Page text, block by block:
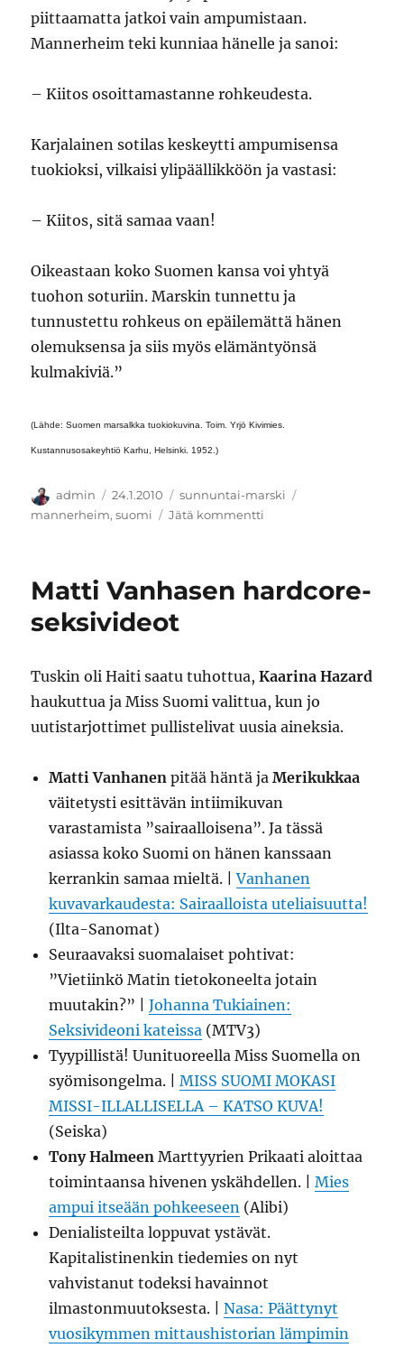
piittaamatta jatkoi vain ampumistaan.
Mannerheim teki kunniaa hänelle ja sanoi:
– Kiitos osoittamastanne rohkeudesta.
Karjalainen sotilas keskeytti ampumisensa
tuokioksi, vilkaisi ylipäällikköön ja vastasi:
– Kiitos, sitä samaa vaan!
Oikeastaan koko Suomen kansa voi yhtyä
tuohon soturiin. Marskin tunnettu ja
tunnustettu rohkeus on epäilemättä hänen
olemuksensa ja siis myös elämäntyönsä
kulmakiviä.”
(Lähde: Suomen marsalkka tuokiokuvina. Toim. Yrjö Kivimies.
Kustannusosakeyhtiö Karhu, Helsinki. 1952.)
Kirjoittaja
admin Julkaistu
24.1.2010 Kategoriat
sunnuntai-marski
mannerheim,suomi Jätä kommentti
Matti Vanhasen hardcore-
seksivideot
Tuskin oli Haiti saatu tuhottua,Kaarina Hazard
haukuttua ja Miss Suomi valittua, kun jo
uutistarjottimet pullistelivat uusia aineksia.
Matti Vanhanen pitää häntä jaMerikukkaa
väitetysti esittävän intiimikuvan
varastamista ”sairaalloisena”. Ja tässä
asiassa koko Suomi on hänen kanssaan
kerrankin samaa mieltä. |Vanhanen
kuvavarkaudesta: Sairaalloista uteliaisuutta!
(Ilta-Sanomat)
Seuraavaksi suomalaiset pohtivat:
”Vietiinkö Matin tietokoneelta jotain
muutakin?” |Johanna Tukiainen:
Seksivideoni kateissa (MTV3)
Tyypillistä! Uunituoreella Miss Suomella on
syömisongelma. |MISS SUOMI MOKASI
MISSI-ILLALLISELLA – KATSO KUVA!
(Seiska)
Tony Halmeen Marttyyrien Prikaati aloittaa
toimintaansa hivenen yskähdellen. |Mies
ampui itseään pohkeeseen (Alibi)
Denialisteilta loppuvat ystävät.
Kapitalistinenkin tiedemies on nyt
vahvistanut todeksi havainnot
ilmastonmuutoksesta. |Nasa: Päättynyt
vuosikymmen mittaushistorian lämpimin